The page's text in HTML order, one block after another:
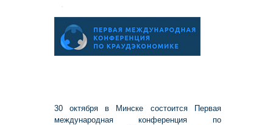
30 октября в Минске состоится Первая
международная конференция по